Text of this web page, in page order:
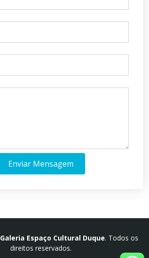
Enviar Mensagem
Galeria Espaço Cultural Duque. Todos os
direitos reservados.